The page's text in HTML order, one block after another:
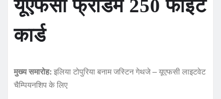
यूएफसी फ्रीडम 250 फाइट
कार्ड
मुख्य समारोह: इलिया टोपुरिया बनाम जस्टिन गेथजे – यूएफसी लाइटवेट
चैम्पियनशिप के लिए